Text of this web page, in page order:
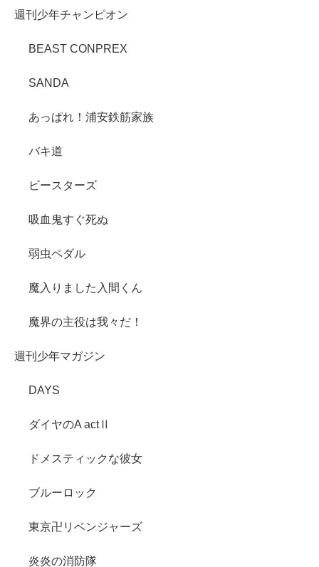
週刊少年チャンピオン
BEAST CONPREX
SANDA
あっぱれ！浦安鉄筋家族
バキ道
ビースターズ
吸血鬼すぐ死ぬ
弱虫ペダル
魔入りました入間くん
魔界の主役は我々だ！
週刊少年マガジン
DAYS
ダイヤのA actⅡ
ドメスティックな彼女
ブルーロック
東京卍リベンジャーズ
炎炎の消防隊